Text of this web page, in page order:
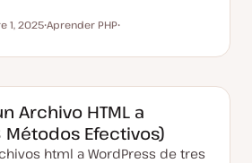
1, 2025
m
Aprender PHP
m
Archivo HTML a
Métodos Efectivos)
html a WordPress de tres